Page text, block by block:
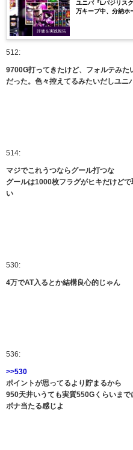
評価＆実践報告
ユニバ『Lバジリス
万キープ中、分納ホ
512:
9700G打ってきたけど、フォルテみ
だった。色々控えてるみたいだしユニ
514:
マジでこれうつならグール打つな
グールは1000枚フラグがヒキだけど
い
530:
4万でAT入るとか結構良心的じゃん
536:
>>530
ポイントが思ってるより貯まるから
950天井いうても実質550Gくらいまで
ボナ当たる感じよ